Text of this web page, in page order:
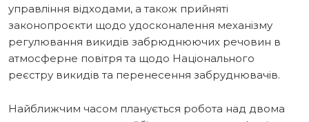
управління відходами, а також прийняті
законопроєкти щодо удосконалення механізму
регулювання викидів забрюднюючих речовин в
атмосферне повітря та щодо Національного
реєстру викидів та перенесення забруднювачів.
Найближчим часом планується робота над двома